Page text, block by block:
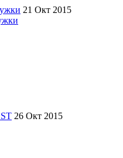
21 Окт 2015
26 Окт 2015